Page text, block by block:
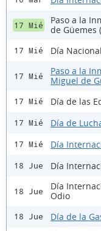
17 Mié
Paso a la
de Güemes
17 Mié Día
17 Mié
Paso a la
Miguel de
17 Mié Día de las
17 Mié Día de
17 Mié Día
18 Jue Día
18 Jue
Día
Odio
18 Jue Día de la